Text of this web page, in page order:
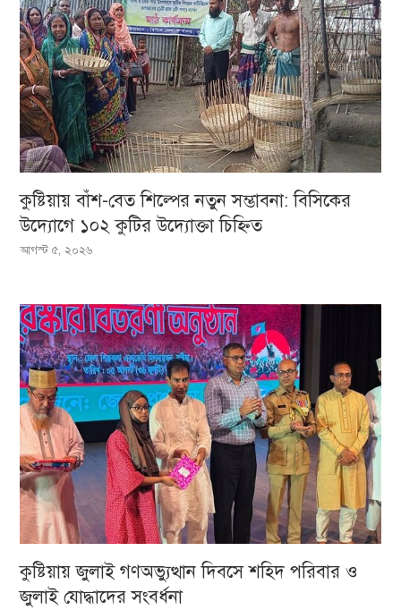
কুষ্টিয়ায় বাঁশ-বেত শিল্পের নতুন সম্ভাবনা: বিসিকের
উদ্যোগে ১০২ কুটির উদ্যোক্তা চিহ্নিত
আগস্ট ৫, ২০২৬
কুষ্টিয়ায় জুলাই গণঅভ্যুত্থান দিবসে শহিদ পরিবার ও
জুলাই যোদ্ধাদের সংবর্ধনা